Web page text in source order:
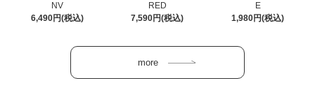
NV
6,490円(税込)
RED
7,590円(税込)
E
1,980円(税込)